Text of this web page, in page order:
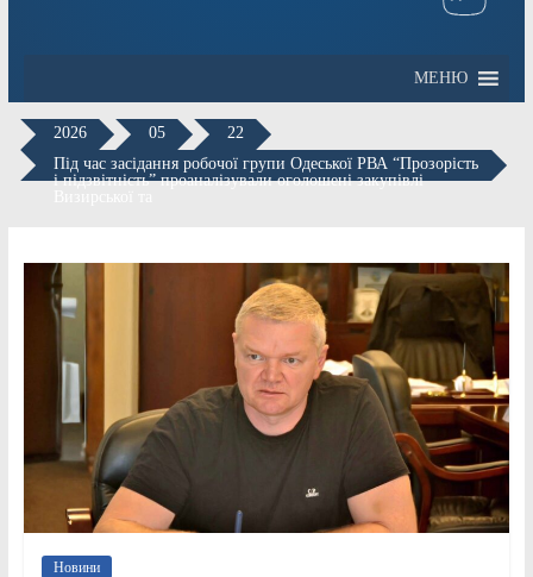
МЕНЮ
2026 05
22
Під час засідання робочої групи Одеської РВА “Прозорість
і підзвітність” проаналізували оголошені закупівлі
Новини